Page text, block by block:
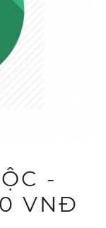
-
VNĐ